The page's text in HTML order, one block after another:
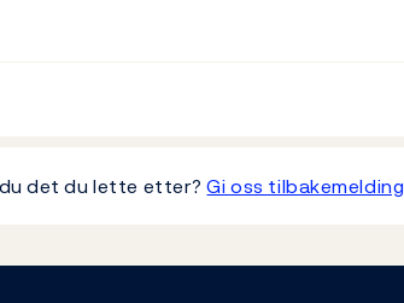
det du lette etter?Gi oss tilbakemelding